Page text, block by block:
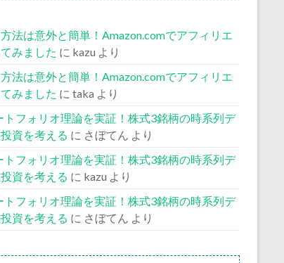
法は意外と簡単！Amazon.comでアフィリエ
みました に kazu より
法は意外と簡単！Amazon.comでアフィリエ
みました に taka より
トフォリオ理論を実証！株式3銘柄の時系列デ
資を考える に さぼてん より
トフォリオ理論を実証！株式3銘柄の時系列デ
資を考える に kazu より
トフォリオ理論を実証！株式3銘柄の時系列デ
資を考える に さぼてん より